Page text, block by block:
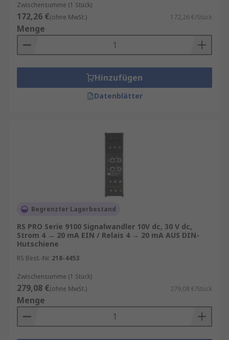
Zwischensumme (1 Stück)
172,26 €(ohne MwSt.) 172,26 €/Stück
Menge
Hinzufügen
Datenblätter
Begrenzter Lagerbestand
RS PRO Serie 9100 Signalwandler 10V dc, 30 V dc,
Strom 4 → 20 mA EIN / Relais 4 → 20 mA AUS DIN-
Hutschiene
RS Best.-Nr. 218-4453
Zwischensumme (1 Stück)
279,08 €(ohne MwSt.) 279,08 €/Stück
Menge